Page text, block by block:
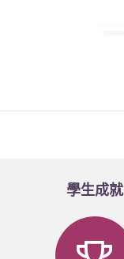
學生成就